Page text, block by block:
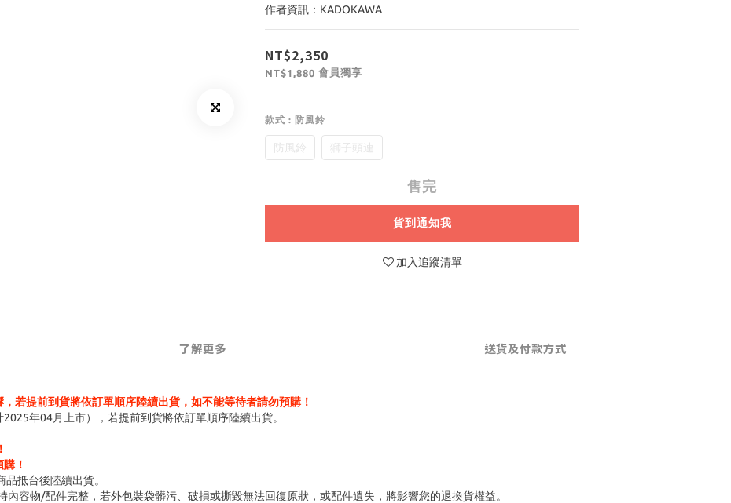
作者資訊：KADOKAWA
NT$2,350
NT$1,880 會員獨享
款式 : 防風鈴
防風鈴 獅子頭連
售完
貨到通知我
加入追蹤清單
了解更多 送貨及付款方式
若提前到貨將依訂單順序陸續出貨，如不能等待者請勿預購！
年04月上市），若提前到貨將依訂單順序陸續出貨。
！
抵台後陸續出貨。
容物/配件完整，若外包裝袋髒污、破損或撕毀無法回復原狀，或配件遺失，將影響您的退換貨權益。